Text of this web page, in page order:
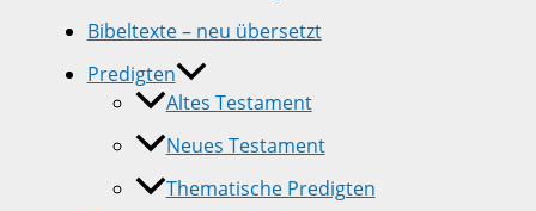
Bibeltexte – neu übersetzt
Predigten
Altes Testament
Neues Testament
Thematische Predigten